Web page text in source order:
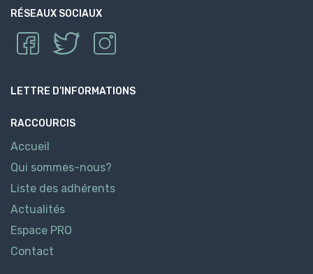
RÉSEAUX SOCIAUX
LETTRE D’INFORMATIONS
RACCOURCIS
Accueil
Qui sommes-nous?
Liste des adhérents
Actualités
Espace PRO
Contact